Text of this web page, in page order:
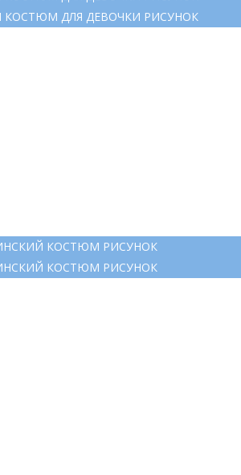
КОСТЮМ ДЛЯ ДЕВОЧКИ РИСУНОК
КОСТЮМ РИСУНОК
КОСТЮМ РИСУНОК